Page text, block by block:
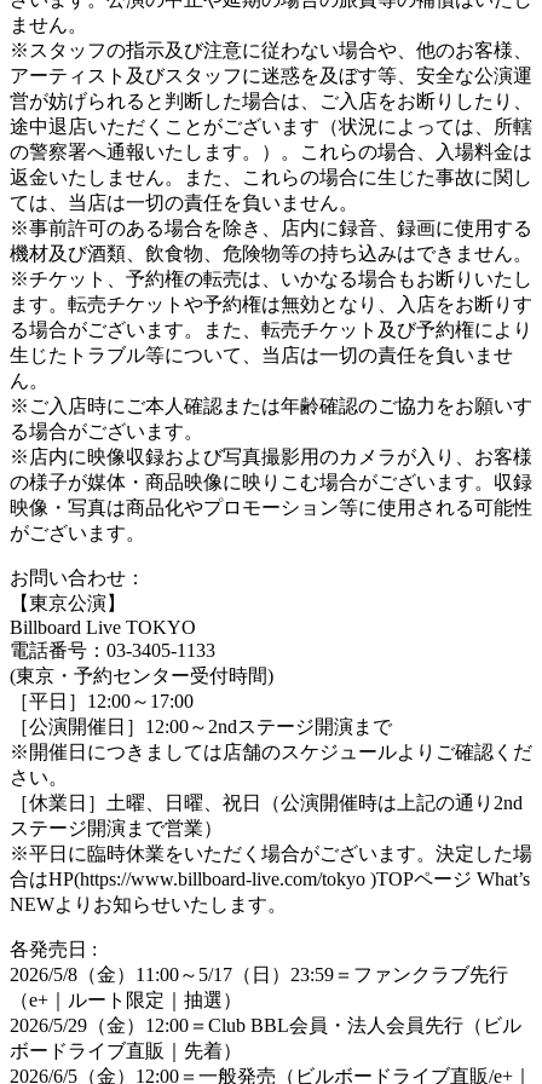
ません。
※スタッフの指示及び注意に従わない場合や、他のお客様、
アーティスト及びスタッフに迷惑を及ぼす等、安全な公演運
営が妨げられると判断した場合は、ご入店をお断りしたり、
途中退店いただくことがございます（状況によっては、所轄
の警察署へ通報いたします。）。これらの場合、入場料金は
返金いたしません。また、これらの場合に生じた事故に関し
ては、当店は一切の責任を負いません。
※事前許可のある場合を除き、店内に録音、録画に使用する
機材及び酒類、飲食物、危険物等の持ち込みはできません。
※チケット、予約権の転売は、いかなる場合もお断りいたし
ます。転売チケットや予約権は無効となり、入店をお断りす
る場合がございます。また、転売チケット及び予約権により
生じたトラブル等について、当店は一切の責任を負いませ
ん。
※ご入店時にご本人確認または年齢確認のご協力をお願いす
る場合がございます。
※店内に映像収録および写真撮影用のカメラが入り、お客様
の様子が媒体・商品映像に映りこむ場合がございます。収録
映像・写真は商品化やプロモーション等に使用される可能性
がございます。
お問い合わせ：
【東京公演】
Billboard Live TOKYO
電話番号：03-3405-1133
(東京・予約センター受付時間)
［平日］12:00～17:00
［公演開催日］12:00～2ndステージ開演まで
※開催日につきましては店舗のスケジュールよりご確認くだ
さい。
［休業日］土曜、日曜、祝日（公演開催時は上記の通り2nd
ステージ開演まで営業）
※平日に臨時休業をいただく場合がございます。決定した場
合はHP(https://www.billboard-live.com/tokyo )TOPページ What’s
NEWよりお知らせいたします。
各発売日 :
2026/5/8（金）11:00～5/17（日）23:59＝ファンクラブ先行
（e+｜ルート限定｜抽選）
2026/5/29（金）12:00＝Club BBL会員・法人会員先行（ビル
ボードライブ直販｜先着）
2026/6/5（金）12:00＝一般発売（ビルボードライブ直販/e+｜